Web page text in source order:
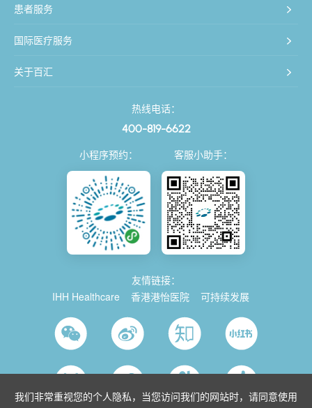
我们非常重视您的个人隐私，当您访问我们的网站时，请同意使用
患者服务
国际医疗服务
关于百汇
热线电话：
400-819-6622
小程序预约： 客服小助手：
友情链接：
IHH Healthcare
香港港怡医院 可持续发展